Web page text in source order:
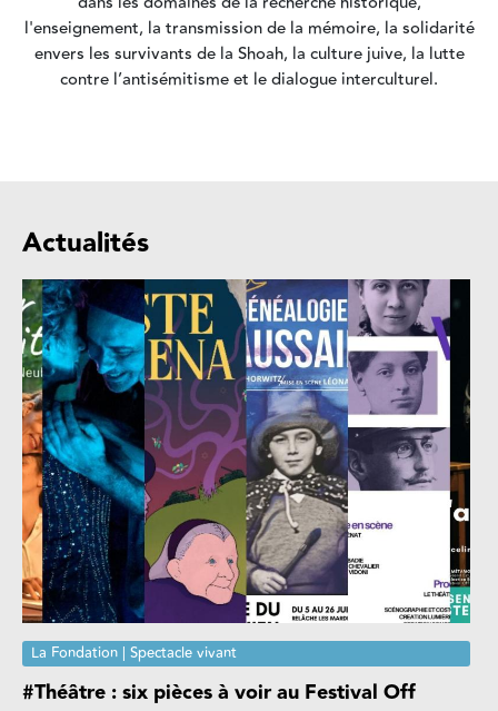
l'enseignement, la transmission de la mémoire, la solidarité
envers les survivants de la Shoah, la culture juive, la lutte
contre l’antisémitisme et le dialogue interculturel.
Actualités
La Fondation | Spectacle vivant
#Théâtre : six pièces à voir au Festival Off